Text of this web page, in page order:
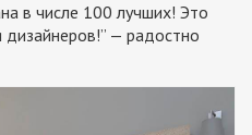
в числе 100 лучших! Это
дизайнеров!” — радостно